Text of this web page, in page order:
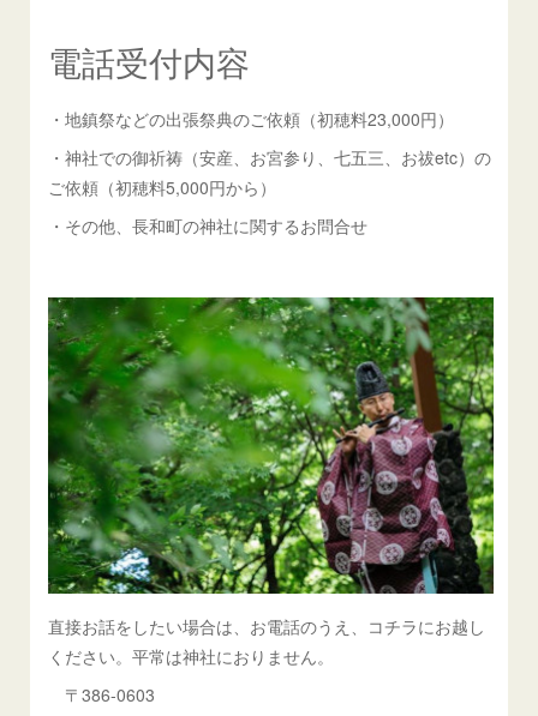
電話受付内容
・地鎮祭などの出張祭典のご依頼（初穂料23,000円）
・神社での御祈祷（安産、お宮参り、七五三、お祓etc）の
ご依頼（初穂料5,000円から）
・その他、長和町の神社に関するお問合せ
直接お話をしたい場合は、お電話のうえ、コチラにお越し
ください。平常は神社におりません。
〒386-0603